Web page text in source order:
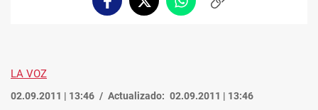
FacebookTwitterWhatsappCopiar
LA VOZ
02.09.2011 | 13:46 Actualizado: 02.09.2011 | 13:46